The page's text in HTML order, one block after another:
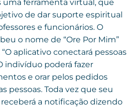
ferramenta virtual, que
de dar suporte espiritual
e funcionários. O
o nome de “Ore Por Mim”
aplicativo conectará pessoas
indivíduo poderá fazer
e orar pelos pedidos
pessoas. Toda vez que seu
a notificação dizendo